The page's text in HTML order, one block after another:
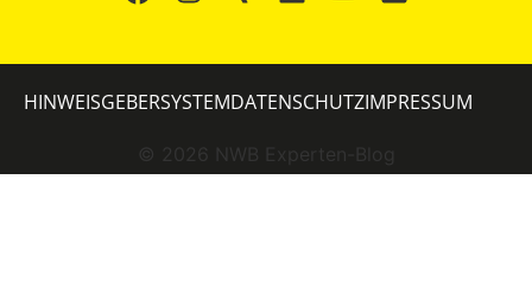
© 2026 NWB Experten-Blog
HINWEISGEBERSYSTEMDATENSCHUTZIMPRESSUM